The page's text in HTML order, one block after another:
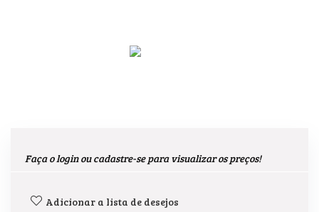
Faça o login ou cadastre-se para visualizar os preços!
Adicionar a lista de desejos